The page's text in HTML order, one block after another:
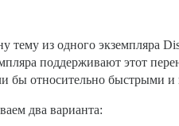
тему из одного экземпляра
поддерживают этот
бы относительно быстрыми
два варианта: